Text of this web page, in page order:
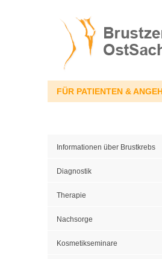
FÜR PATIENTEN &
Informationen über Brustkrebs
Diagnostik
Therapie
Nachsorge
Kosmetikseminare